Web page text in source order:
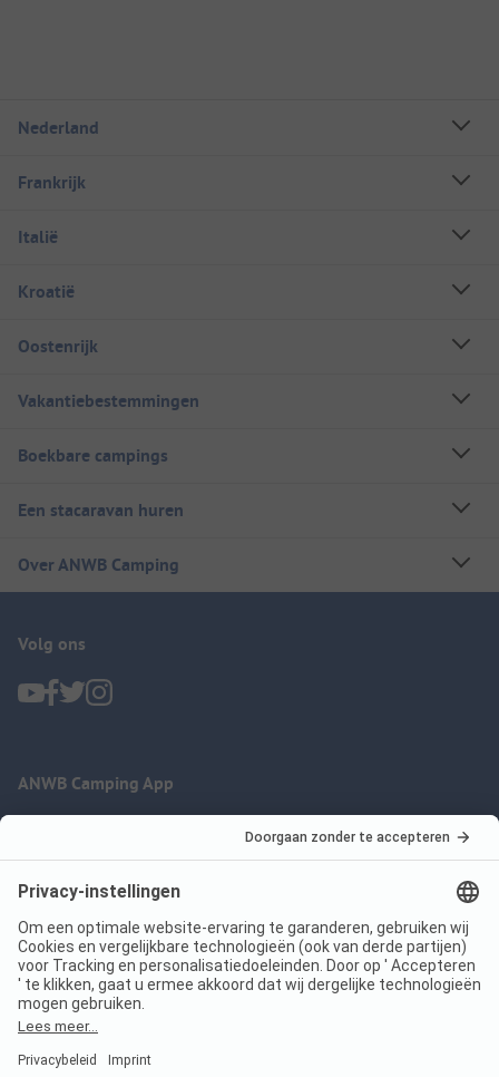
Nederland
Frankrijk
Italië
Kroatië
Oostenrijk
Vakantiebestemmingen
Boekbare campings
Een stacaravan huren
Over ANWB Camping
Volg ons
ANWB Camping App
Imprint
Jouw privacy
Voorwaarden
Wet digitale diensten